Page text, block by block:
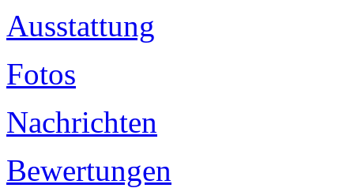
Ausstattung
Fotos
Nachrichten
Bewertungen